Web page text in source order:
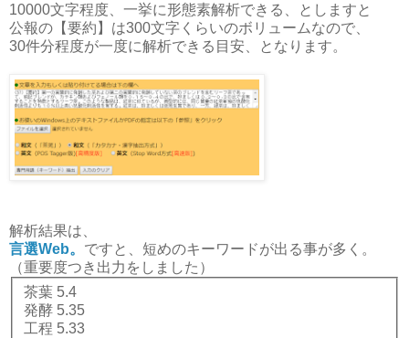
10000文字程度、一挙に形態素解析できる、としますと
公報の【要約】は300文字くらいのボリュームなので、
30件分程度が一度に解析できる目安、となります。
解析結果は、
言選Web。 ですと、短めのキーワードが出る事が多く。
（重要度つき出力をしました）
茶葉 5.4
発酵 5.35
工程 5.33